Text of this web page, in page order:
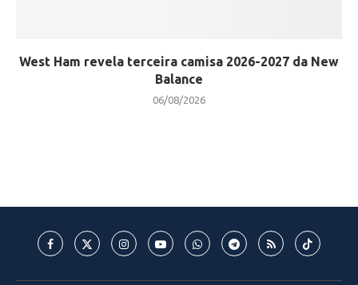
West Ham revela terceira camisa 2026-2027 da New
Balance
06/08/2026